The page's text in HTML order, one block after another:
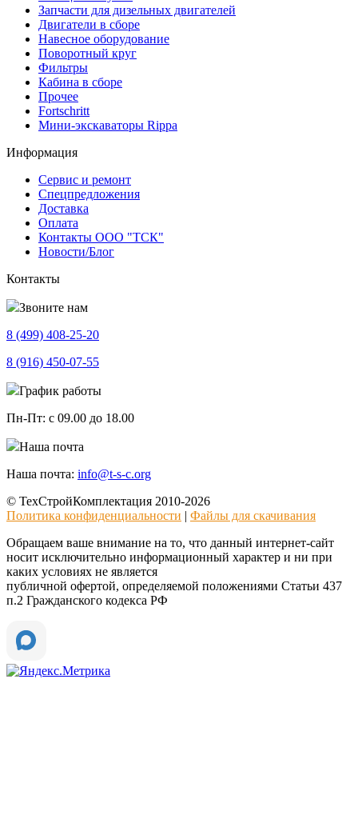
Запчасти для дизельных двигателей
Двигатели в сборе
Навесное оборудование
Поворотный круг
Фильтры
Кабина в сборе
Прочее
Fortschritt
Мини-экскаваторы Rippa
Информация
Сервис и ремонт
Спецпредложения
Доставка
Оплата
Контакты ООО "ТСК"
Новости/Блог
Контакты
Звоните нам
8 (499) 408-25-20
8 (916) 450-07-55
График работы
Пн-Пт: с 09.00 до 18.00
Наша почта
Наша почта: info@t-s-c.org
© ТехСтройКомплектация 2010-2026
Политика конфиденциальности | Файлы для скачивания
Обращаем ваше внимание на то, что данный интернет-сайт
носит исключительно информационный характер и ни при
каких условиях не является
публичной офертой, определяемой положениями Статьи 437
п.2 Гражданского кодекса РФ